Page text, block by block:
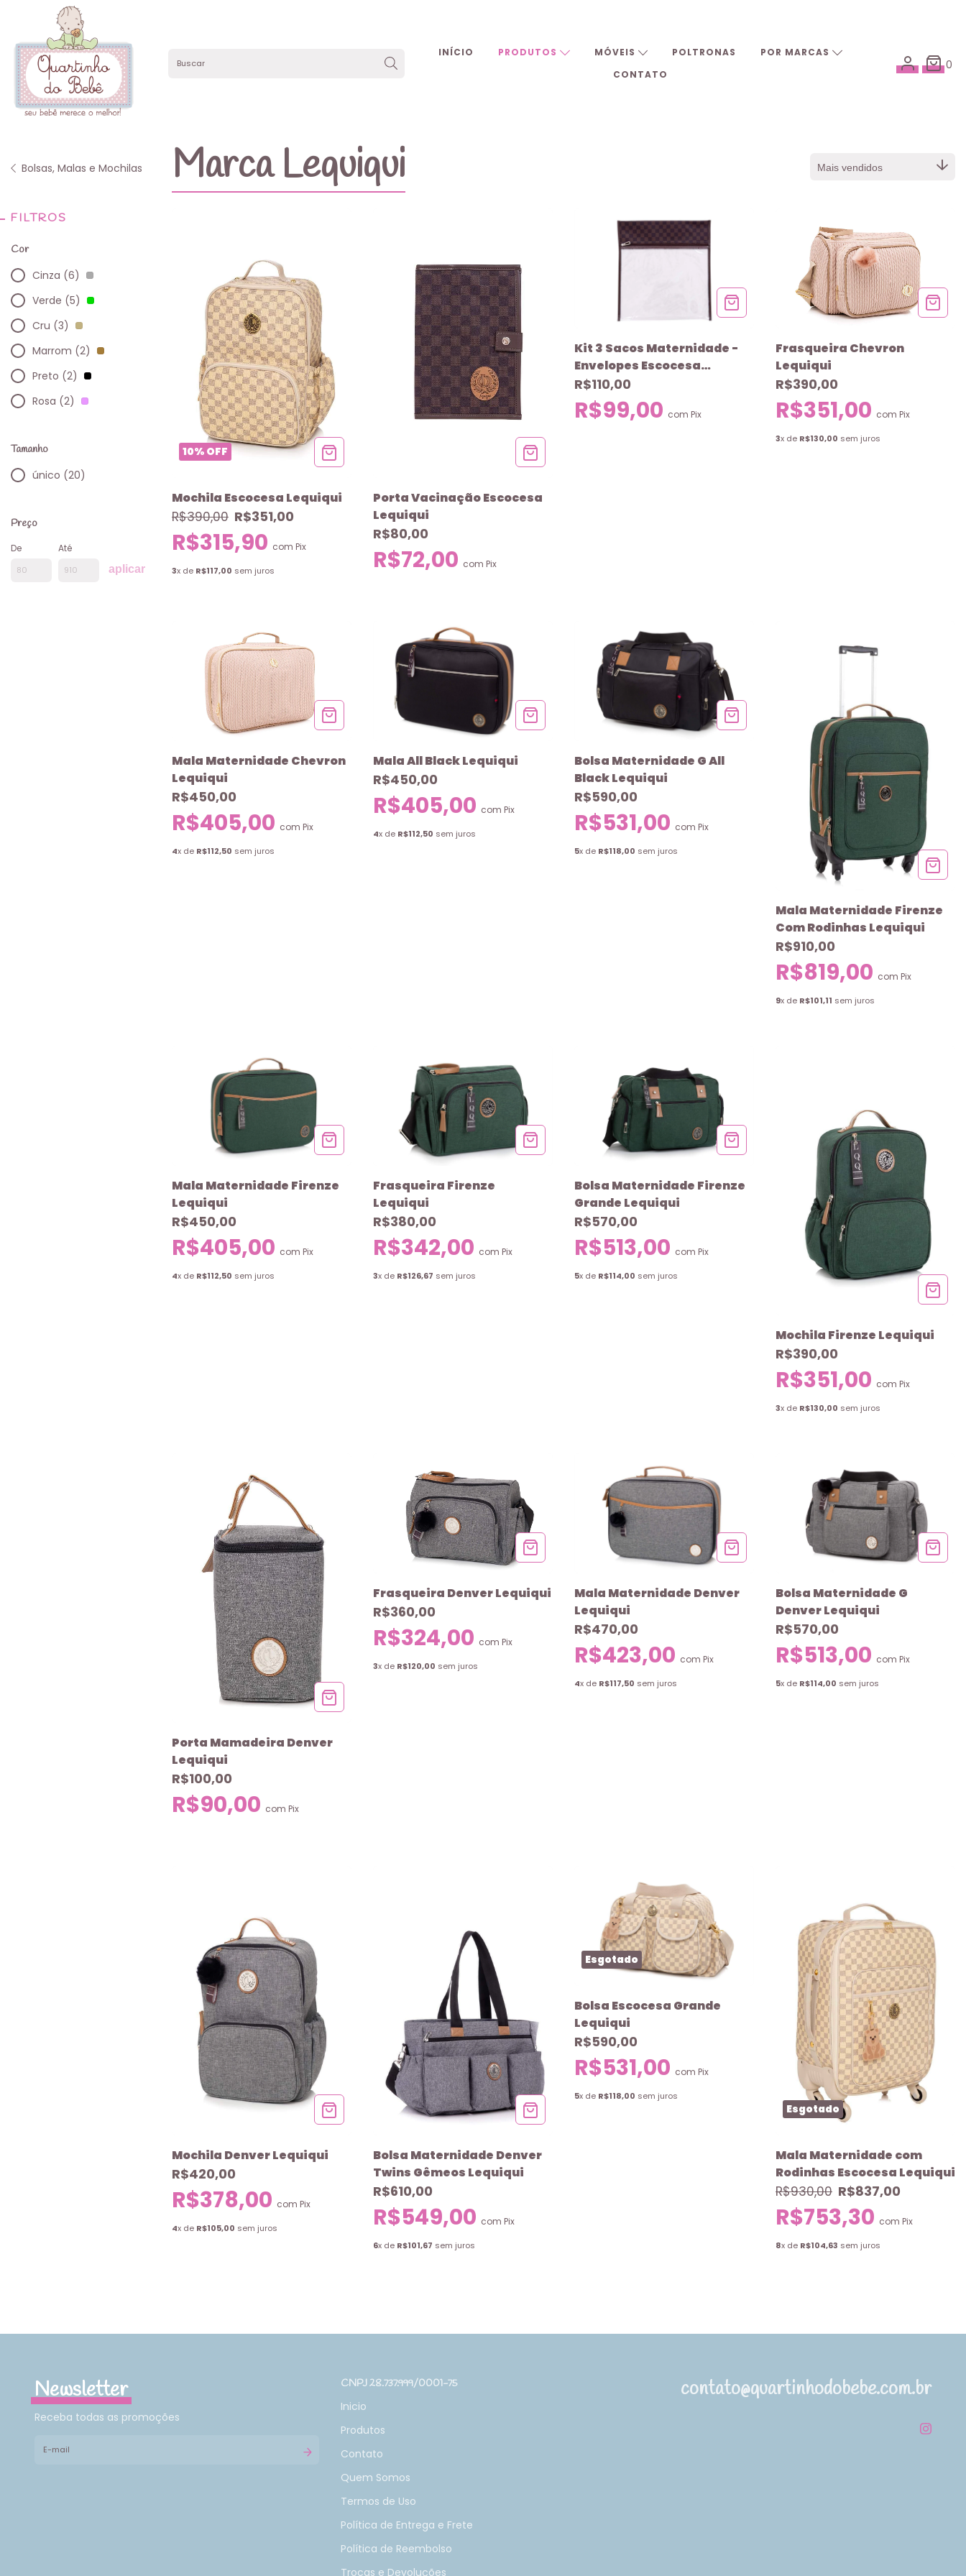
INÍCIO PRODUTOS MÓVEIS POLTRONAS
POR MARCAS
CONTATO
0
Bolsas, Malas e Mochilas
FILTROS
Cor
Cinza (6)
Verde (5)
Cru (3)
Marrom (2)
Preto (2)
Rosa (2)
Tamanho
único (20)
Preço
De
Até
aplicar
Marca Lequiqui
10% OFF
Mochila Escocesa Lequiqui
R$390,00 R$351,00
R$315,90 com Pix
3x de R$117,00 sem juros
Porta Vacinação Escocesa
Lequiqui
R$80,00
R$72,00 com Pix
Kit 3 Sacos Maternidade -
Envelopes Escocesa
Lequiqui
R$110,00
R$99,00 com Pix
Frasqueira Chevron
Lequiqui
R$390,00
R$351,00 com Pix
3x de R$130,00 sem juros
Mala Maternidade Chevron
Lequiqui
R$450,00
R$405,00 com Pix
4x de R$112,50 sem juros
Mala All Black Lequiqui
R$450,00
R$405,00 com Pix
4x de R$112,50 sem juros
Bolsa Maternidade G All
Black Lequiqui
R$590,00
R$531,00 com Pix
5x de R$118,00 sem juros
Mala Maternidade Firenze
Com Rodinhas Lequiqui
R$910,00
R$819,00 com Pix
9x de R$101,11 sem juros
Mala Maternidade Firenze
Lequiqui
R$450,00
R$405,00 com Pix
4x de R$112,50 sem juros
Frasqueira Firenze
Lequiqui
R$380,00
R$342,00 com Pix
3x de R$126,67 sem juros
Bolsa Maternidade Firenze
Grande Lequiqui
R$570,00
R$513,00 com Pix
5x de R$114,00 sem juros
Mochila Firenze Lequiqui
R$390,00
R$351,00 com Pix
3x de R$130,00 sem juros
Porta Mamadeira Denver
Lequiqui
R$100,00
R$90,00 com Pix
Frasqueira Denver Lequiqui
R$360,00
R$324,00 com Pix
3x de R$120,00 sem juros
Mala Maternidade Denver
Lequiqui
R$470,00
R$423,00 com Pix
4x de R$117,50 sem juros
Bolsa Maternidade G
Denver Lequiqui
R$570,00
R$513,00 com Pix
5x de R$114,00 sem juros
Mochila Denver Lequiqui
R$420,00
R$378,00 com Pix
4x de R$105,00 sem juros
Bolsa Maternidade Denver
Twins Gêmeos Lequiqui
R$610,00
R$549,00 com Pix
6x de R$101,67 sem juros
Esgotado
Bolsa Escocesa Grande
Lequiqui
R$590,00
R$531,00 com Pix
5x de R$118,00 sem juros
Esgotado
Mala Maternidade com
Rodinhas Escocesa Lequiqui
R$930,00 R$837,00
R$753,30 com Pix
8x de R$104,63 sem juros
Newsletter
Receba todas as promoções
CNPJ 28.737.999/0001-75
Inicio
Produtos
Contato
Quem Somos
Termos de Uso
Política de Entrega e Frete
Política de Reembolso
Trocas e Devoluções
contato@quartinhodobebe.com.br